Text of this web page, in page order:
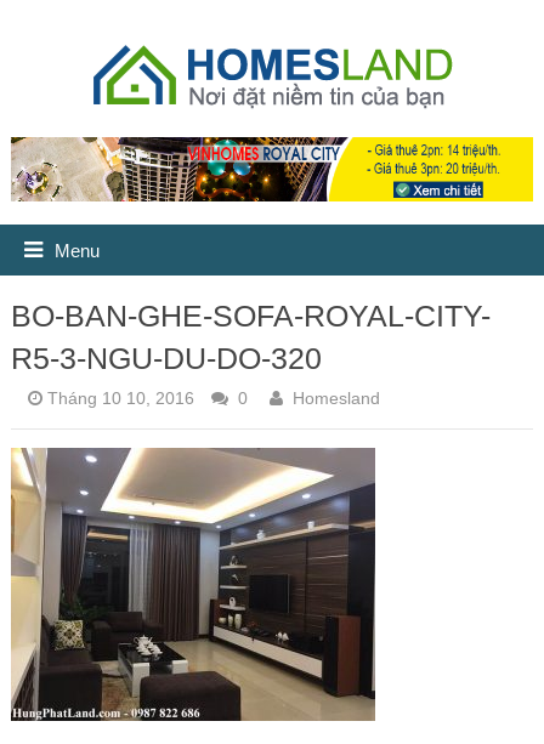
Menu
BO-BAN-GHE-SOFA-ROYAL-CITY-
R5-3-NGU-DU-DO-320
Tháng 10 10, 2016 0 Homesland